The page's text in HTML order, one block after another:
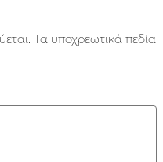
Τα υποχρεωτικά πεδία